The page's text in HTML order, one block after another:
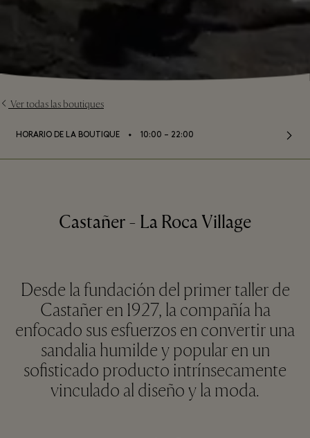
Ver todas las boutiques
HORARIO DE LA BOUTIQUE ⬩ 10:00 – 22:00
Castañer - La Roca Village
Desde la fundación del primer taller de
Castañer en 1927, la compañía ha
enfocado sus esfuerzos en convertir una
sandalia humilde y popular en un
sofisticado producto intrínsecamente
vinculado al diseño y la moda.